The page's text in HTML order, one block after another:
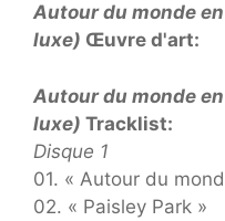
Autour du monde
luxe) Œuvre d'art:
Autour du monde
luxe) Tracklist:
Disque 1
01. « Autour du
02. « Paisley Park »